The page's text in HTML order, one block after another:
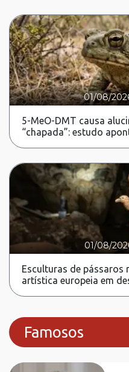
01/08/
5-MeO-DMT causa
“chapada”: estudo
01/08/
Esculturas de pássaros
artística europeia em
Famosos